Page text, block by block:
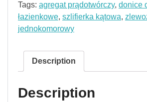
Tags: agregat prądotwórczy, donice
łazienkowe, szlifierka kątowa,
jednokomorowy
Description
Description